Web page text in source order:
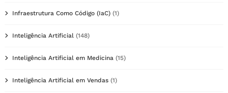
Infraestrutura Como Código (IaC) (1)
Inteligência Artificial (148)
Inteligência Artificial em Medicina (15)
Inteligência Artificial em Vendas (1)